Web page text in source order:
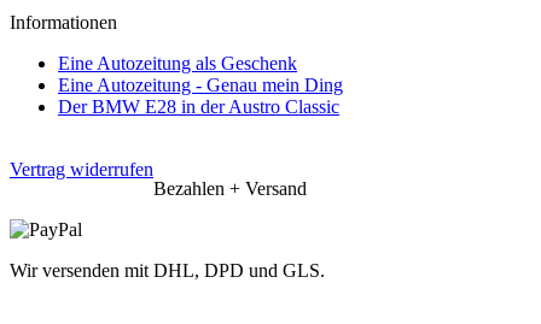
Informationen
Eine Autozeitung als Geschenk
Eine Autozeitung - Genau mein Ding
Der BMW E28 in der Austro Classic
Vertrag widerrufen
Bezahlen + Versand
Wir versenden mit DHL, DPD und GLS.